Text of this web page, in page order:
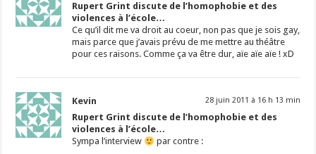
Rupert Grint discute de l’homophobie et des
violences à l’école…
Ce qu’il dit me va droit au coeur, non pas que je sois gay,
mais parce que j’avais prévu de me mettre au théâtre
pour ces raisons. Comme ça va être dur, aïe aïe aïe ! xD
Kevin 28 juin 2011 à 16 h 13 min
Rupert Grint discute de l’homophobie et des
violences à l’école…
Sympa l’interview
par contre :